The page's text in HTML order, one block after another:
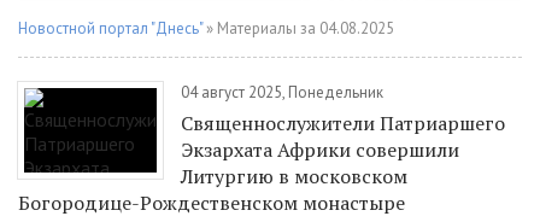
Новостной портал "Днесь"» Материалы за 04.08.2025
04 август 2025, Понедельник
Священнослужители Патриаршего
Экзархата Африки совершили
Литургию в московском
Богородице-Рождественском монастыре